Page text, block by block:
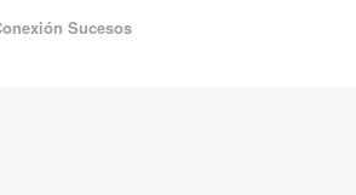
Sucesos